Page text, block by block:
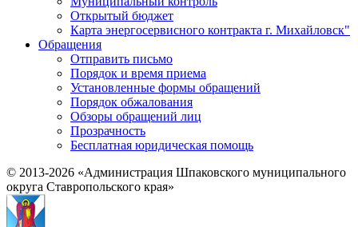
Открытый бюджет
Карта энергосервисного контракта г. Михайловск"
Обращения
Отправить письмо
Порядок и время приема
Установленные формы обращений
Порядок обжалования
Обзоры обращений лиц
Прозрачность
Бесплатная юридическая помощь
© 2013-2026 «Администрация Шпаковского муниципального
округа Ставропольского края»